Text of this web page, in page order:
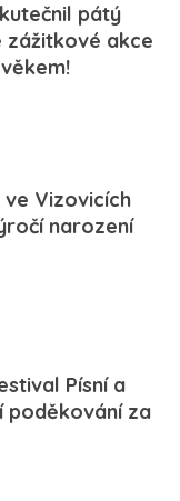
pátý
zážitkové akce
Vizovicích
narození
Písní a
poděkování za